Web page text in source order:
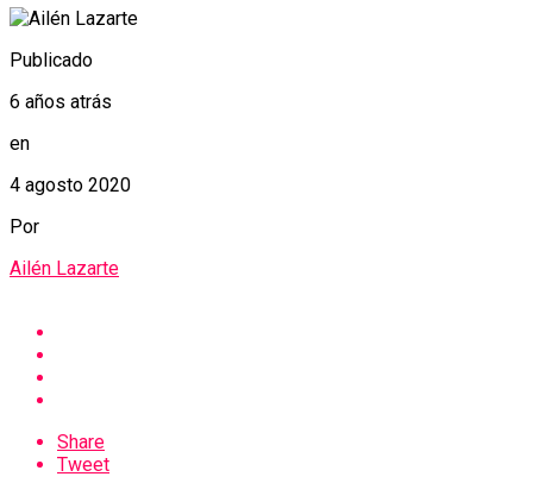
Publicado
6 años atrás
en
4 agosto 2020
Por
Ailén Lazarte
Share
Tweet